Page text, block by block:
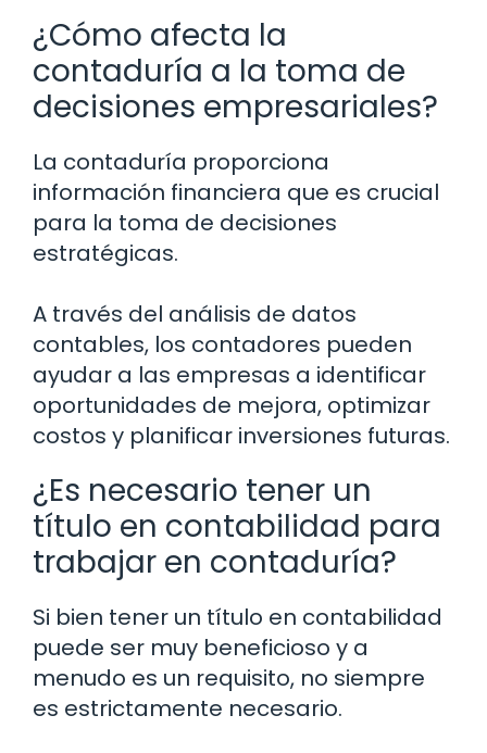
¿Cómo afecta la
contaduría a la toma de
decisiones empresariales?
La contaduría proporciona
información financiera que es crucial
para la toma de decisiones
estratégicas.
A través del análisis de datos
contables, los contadores pueden
ayudar a las empresas a identificar
oportunidades de mejora, optimizar
costos y planificar inversiones futuras.
¿Es necesario tener un
título en contabilidad para
trabajar en contaduría?
Si bien tener un título en contabilidad
puede ser muy beneficioso y a
menudo es un requisito, no siempre
es estrictamente necesario.